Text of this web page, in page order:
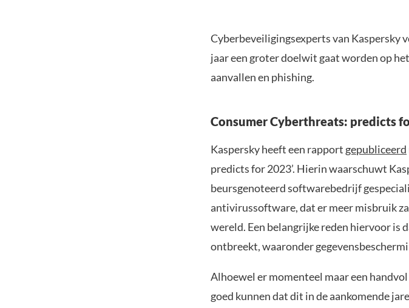
Cyberbeveiligingsexperts van Kaspersky
jaar een groter doelwit gaat worden op
aanvallen en phishing.
Consumer Cyberthreats: predicts
Kaspersky heeft een rapport gepubliceerd
predicts for 2023’. Hierin waarschuwt
beursgenoteerd softwarebedrijf
antivirussoftware, dat er meer misbruik
wereld. Een belangrijke reden hiervoor is
ontbreekt, waaronder
Alhoewel er momenteel maar een
goed kunnen dat dit in de aankomende